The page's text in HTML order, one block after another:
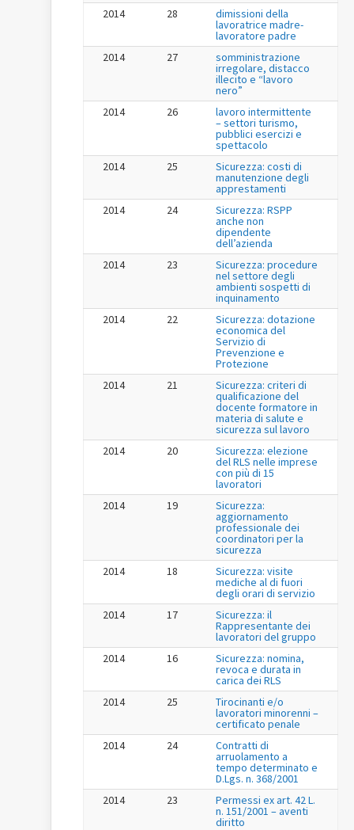
2014
28 dimissioni della
lavoratrice madre-
lavoratore padre
2014
27 somministrazione
irregolare, distacco
illecito e “lavoro
nero”
2014
26 lavoro intermittente
– settori turismo,
pubblici esercizi e
spettacolo
2014
25 Sicurezza: costi di
manutenzione degli
apprestamenti
2014
24 Sicurezza: RSPP
anche non
dipendente
dell’azienda
2014
23 Sicurezza: procedure
nel settore degli
ambienti sospetti di
inquinamento
2014
22 Sicurezza: dotazione
economica del
Servizio di
Prevenzione e
Protezione
2014
21 Sicurezza: criteri di
qualificazione del
docente formatore in
materia di salute e
sicurezza sul lavoro
2014
20 Sicurezza: elezione
del RLS nelle imprese
con più di 15
lavoratori
2014
19 Sicurezza:
aggiornamento
professionale dei
coordinatori per la
sicurezza
2014
18 Sicurezza: visite
mediche al di fuori
degli orari di servizio
2014
17 Sicurezza: il
Rappresentante dei
lavoratori del gruppo
2014
16 Sicurezza: nomina,
revoca e durata in
carica dei RLS
2014
25 Tirocinanti e/o
lavoratori minorenni –
certificato penale
2014
24 Contratti di
arruolamento a
tempo determinato e
D.Lgs. n. 368/2001
2014
23 Permessi ex art. 42 L.
n. 151/2001 – aventi
diritto